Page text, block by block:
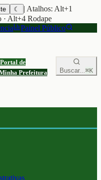
☾
| Atalhos: Alt+1
· Alt+4 Rodape
Painel Público
Portal de
Prefeitura Buscar...⌘K